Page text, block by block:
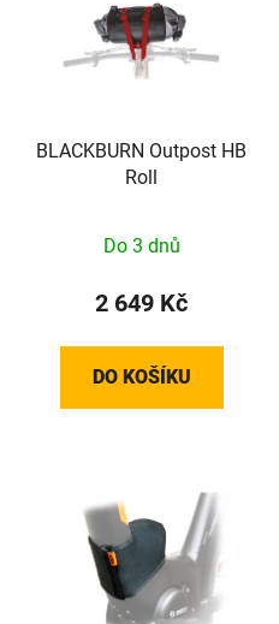
BLACKBURN Outpost HB
Roll
Do 3 dnů
2 649 Kč
DO KOŠÍKU